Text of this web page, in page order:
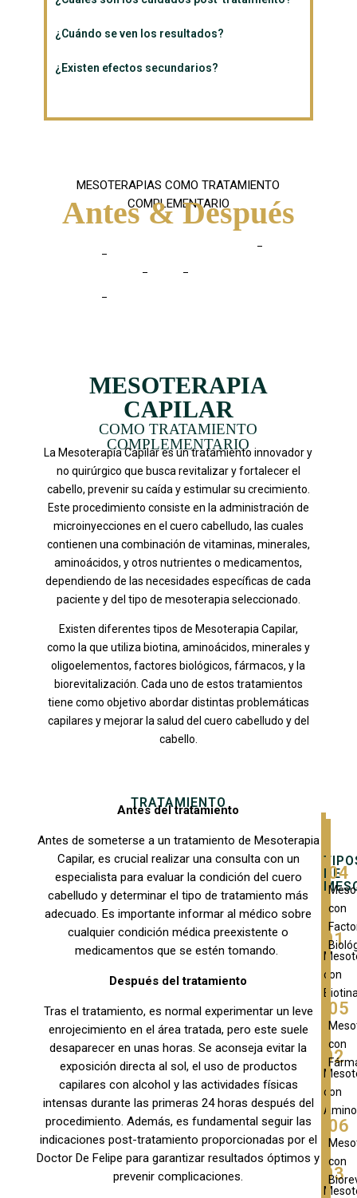
¿Cuándo se ven los resultados?
¿Existen efectos secundarios?
MESOTERAPIAS COMO TRATAMIENTO
COMPLEMENTARIO
Antes & Después
MESOTERAPIA
CAPILAR
COMO TRATAMIENTO
COMPLEMENTARIO
La Mesoterapia Capilar es un tratamiento innovador y
no quirúrgico que busca revitalizar y fortalecer el
cabello, prevenir su caída y estimular su crecimiento.
Este procedimiento consiste en la administración de
microinyecciones en el cuero cabelludo, las cuales
contienen una combinación de vitaminas, minerales,
aminoácidos, y otros nutrientes o medicamentos,
dependiendo de las necesidades específicas de cada
paciente y del tipo de mesoterapia seleccionado.
Existen diferentes tipos de Mesoterapia Capilar,
como la que utiliza biotina, aminoácidos, minerales y
oligoelementos, factores biológicos, fármacos, y la
biorevitalización. Cada uno de estos tratamientos
tiene como objetivo abordar distintas problemáticas
capilares y mejorar la salud del cuero cabelludo y del
cabello.
TRATAMIENTO
Antes del tratamiento
Antes de someterse a un tratamiento de Mesoterapia
Capilar, es crucial realizar una consulta con un
especialista para evaluar la condición del cuero
cabelludo y determinar el tipo de tratamiento más
adecuado. Es importante informar al médico sobre
cualquier condición médica preexistente o
medicamentos que se estén tomando.
Después del tratamiento
Tras el tratamiento, es normal experimentar un leve
enrojecimiento en el área tratada, pero este suele
desaparecer en unas horas. Se aconseja evitar la
exposición directa al sol, el uso de productos
capilares con alcohol y las actividades físicas
intensas durante las primeras 24 horas después del
procedimiento. Además, es fundamental seguir las
indicaciones post-tratamiento proporcionadas por el
Doctor De Felipe para garantizar resultados óptimos y
prevenir complicaciones.
DE
01
con
02
con
03
04
con
05
con
06
con